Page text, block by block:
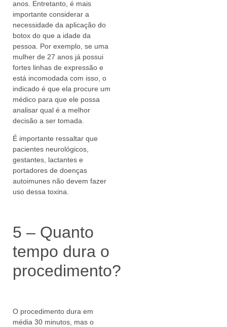
anos. Entretanto, é mais
importante considerar a
necessidade da aplicação do
botox do que a idade da
pessoa. Por exemplo, se uma
mulher de 27 anos já possui
fortes linhas de expressão e
está incomodada com isso, o
indicado é que ela procure um
médico para que ele possa
analisar qual é a melhor
decisão a ser tomada.
É importante ressaltar que
pacientes neurológicos,
gestantes, lactantes e
portadores de doenças
autoimunes não devem fazer
uso dessa toxina.
5 – Quanto
tempo dura o
procedimento?
O procedimento dura em
média 30 minutos, mas o